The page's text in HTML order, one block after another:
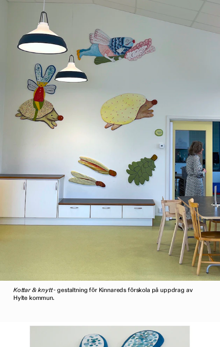
Kottar & knytt- gestaltning för Kinnareds förskola på uppdrag av
Hylte kommun.